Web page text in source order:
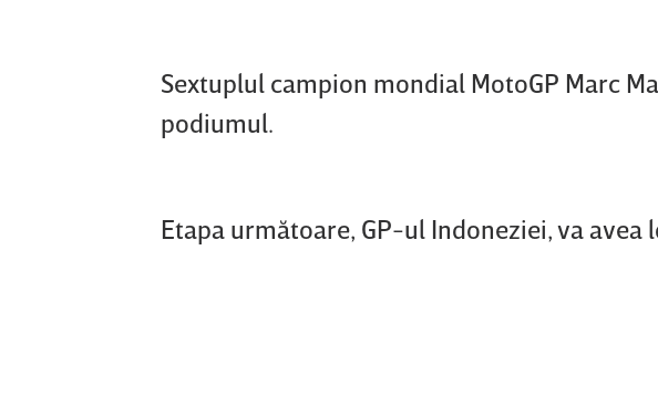
Sextuplul campion mondial MotoGP Marc
podiumul.
Etapa următoare, GP-ul Indoneziei, va avea